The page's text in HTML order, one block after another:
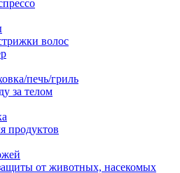
волос
печь/гриль
за телом
продуктов